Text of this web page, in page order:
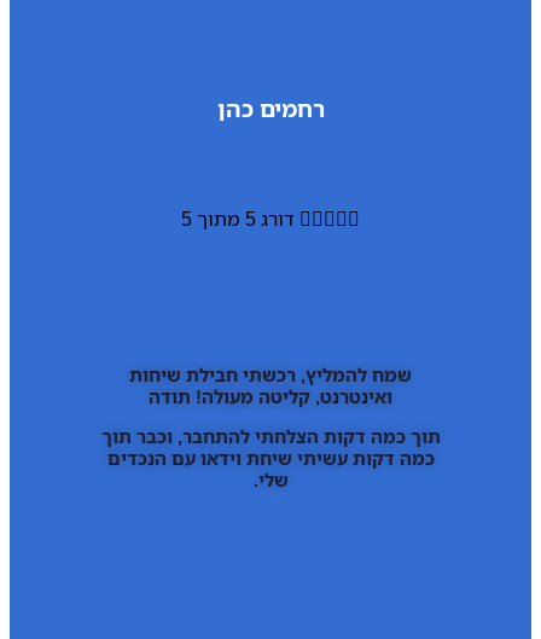
רחמים כהן
 דורג 5 מתוך 5
שמח להמליץ, רכשתי חבילת שיחות
ואינטרנט, קליטה מעולה! תודה
תוך כמה דקות הצלחתי להתחבר, וכבר תוך
כמה דקות עשיתי שיחת וידאו עם הנכדים
שלי.